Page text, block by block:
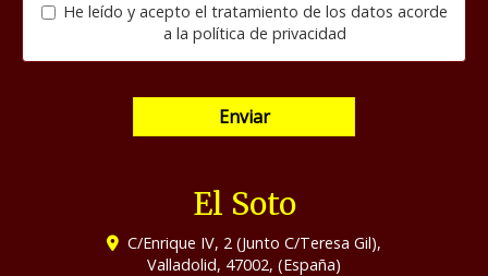
He leído y acepto el tratamiento de los datos acorde
a la política de privacidad
Enviar
El Soto
C/Enrique IV, 2 (Junto C/Teresa Gil),
Valladolid, 47002, (España)